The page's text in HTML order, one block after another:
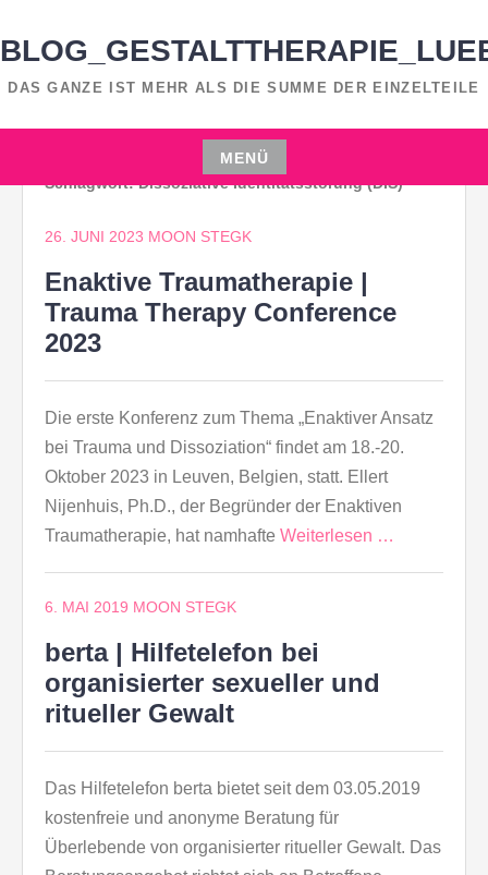
Inhalt
DAS GANZE IST MEHR ALS DIE SUMME DER EINZELTEILE
MENÜ
Zum
springen
Schlagwort:Dissoziative Identitätsstörung (DIS)
26. JUNI 2023 MOON STEGK
Enaktive Traumatherapie |
Trauma Therapy Conference
2023
Die erste Konferenz zum Thema „Enaktiver Ansatz
bei Trauma und Dissoziation“ findet am 18.-20.
Oktober 2023 in Leuven, Belgien, statt. Ellert
Nijenhuis, Ph.D., der Begründer der Enaktiven
Traumatherapie, hat namhafte Weiterlesen …
6. MAI 2019 MOON STEGK
berta | Hilfetelefon bei
organisierter sexueller und
ritueller Gewalt
Das Hilfetelefon berta bietet seit dem 03.05.2019
kostenfreie und anonyme Beratung für
Überlebende von organisierter ritueller Gewalt. Das